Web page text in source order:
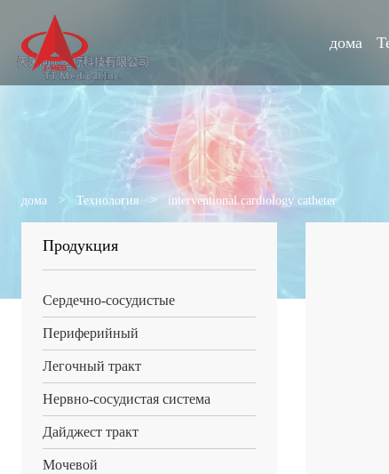
дома
дома > Технология > interventional cardiology catheter
Продукция
Сердечно-сосудистые
Периферийный
Легочный тракт
Нервно-сосудистая система
Дайджест тракт
Мочевой